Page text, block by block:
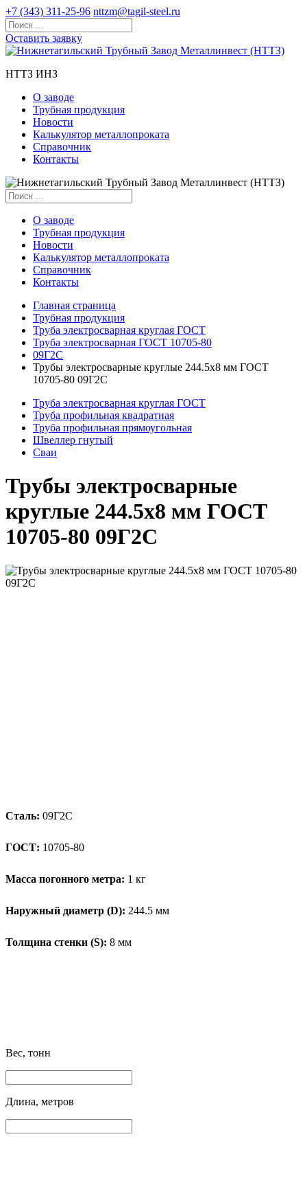
+7 (343) 311-25-96 nttzm@tagil-steel.ru
Оставить заявку
НТТЗ ИНЗ
О заводе
Трубная продукция
Новости
Калькулятор металлопроката
Справочник
Контакты
О заводе
Трубная продукция
Новости
Калькулятор металлопроката
Справочник
Контакты
Главная страница
Трубная продукция
Труба электросварная круглая ГОСТ
Труба электросварная ГОСТ 10705-80
09Г2С
Трубы электросварные круглые 244.5x8 мм ГОСТ
10705-80 09Г2С
Труба электросварная круглая ГОСТ
Труба профильная квадратная
Труба профильная прямоугольная
Швеллер гнутый
Сваи
Трубы электросварные
круглые 244.5x8 мм ГОСТ
10705-80 09Г2С
Сталь: 09Г2С
ГОСТ: 10705-80
Масса погонного метра: 1 кг
Наружный диаметр (D): 244.5 мм
Толщина стенки (S): 8 мм
Вес, тонн
Длина, метров